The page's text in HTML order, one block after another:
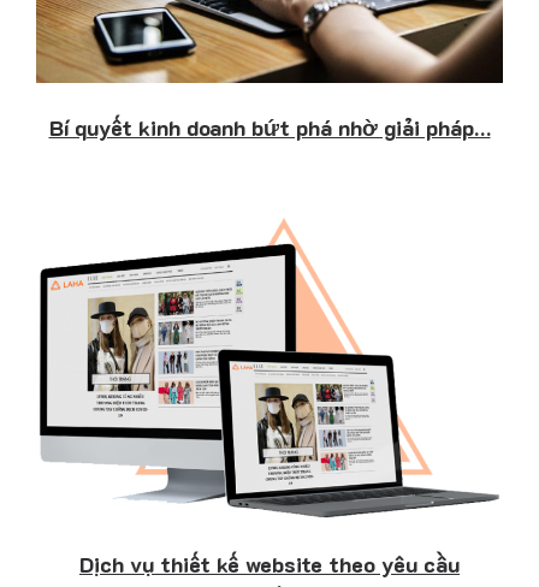
Bí quyết kinh doanh bứt phá nhờ giải pháp…
Dịch vụ thiết kế website theo yêu cầu